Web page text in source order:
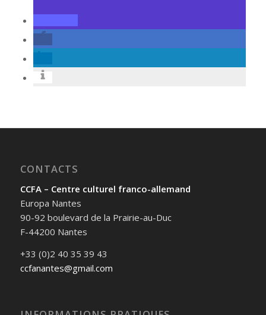
CONTACTS
CCFA – Centre culturel franco-allemand
Europa Nantes
90-92 boulevard de la Prairie-au-Duc
F-44200 Nantes
+33 (0)2 40 35 39 43
ccfanantes@gmail.com